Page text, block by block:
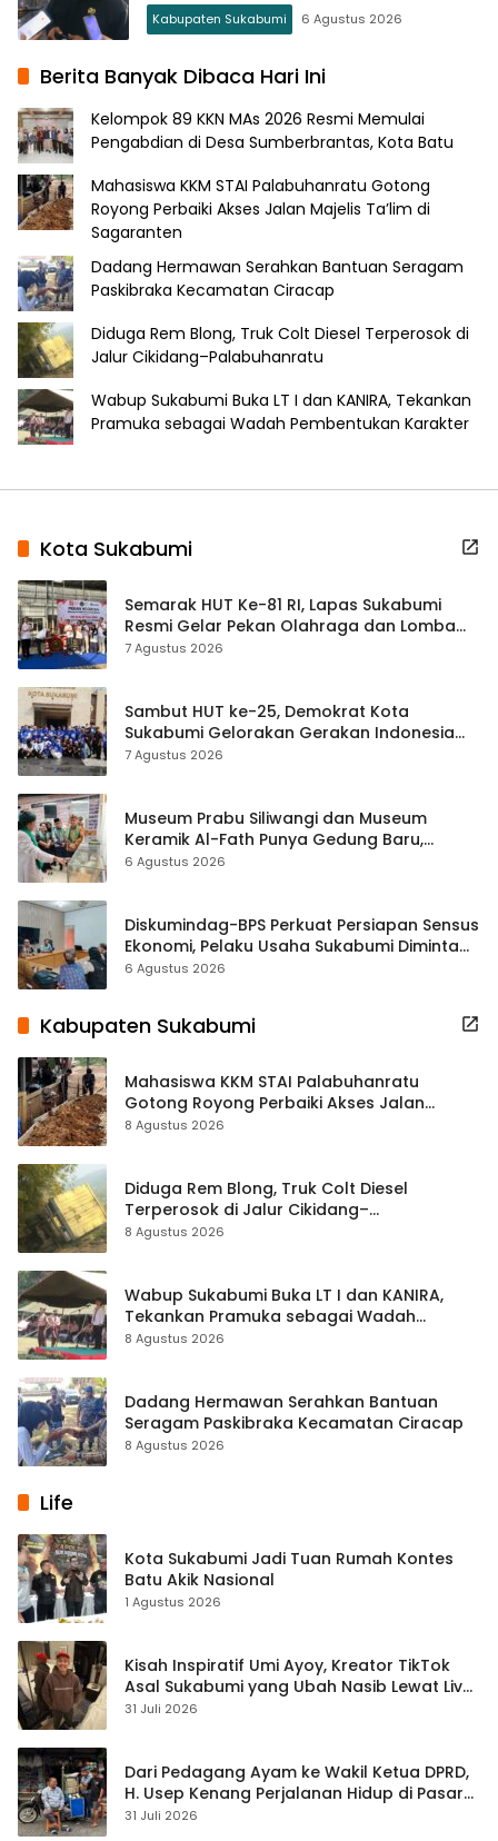
Kabupaten Sukabumi 6 Agustus 2026
Berita Banyak Dibaca Hari Ini
Kelompok 89 KKN MAs 2026 Resmi Memulai
Pengabdian di Desa Sumberbrantas, Kota Batu
Mahasiswa KKM STAI Palabuhanratu Gotong
Royong Perbaiki Akses Jalan Majelis Ta’lim di
Sagaranten
Dadang Hermawan Serahkan Bantuan Seragam
Paskibraka Kecamatan Ciracap
Diduga Rem Blong, Truk Colt Diesel Terperosok di
Jalur Cikidang–Palabuhanratu
Wabup Sukabumi Buka LT I dan KANIRA, Tekankan
Pramuka sebagai Wadah Pembentukan Karakter
Kota Sukabumi
Semarak HUT Ke-81 RI, Lapas Sukabumi
Resmi Gelar Pekan Olahraga dan Lomba
Tradisional
7 Agustus 2026
Sambut HUT ke-25, Demokrat Kota
Sukabumi Gelorakan Gerakan Indonesia
ASRI Lewat Aksi Bersih Masjid Agung
7 Agustus 2026
Museum Prabu Siliwangi dan Museum
Keramik Al-Fath Punya Gedung Baru,
Hampir 500 Koleksi Dipisahkan
6 Agustus 2026
Diskumindag-BPS Perkuat Persiapan Sensus
Ekonomi, Pelaku Usaha Sukabumi Diminta
Terbuka Beri Data
6 Agustus 2026
Kabupaten Sukabumi
Mahasiswa KKM STAI Palabuhanratu
Gotong Royong Perbaiki Akses Jalan
Majelis Ta’lim di Sagaranten
8 Agustus 2026
Diduga Rem Blong, Truk Colt Diesel
Terperosok di Jalur Cikidang–
Palabuhanratu
8 Agustus 2026
Wabup Sukabumi Buka LT I dan KANIRA,
Tekankan Pramuka sebagai Wadah
Pembentukan Karakter
8 Agustus 2026
Dadang Hermawan Serahkan Bantuan
Seragam Paskibraka Kecamatan Ciracap
8 Agustus 2026
Life
Kota Sukabumi Jadi Tuan Rumah Kontes
Batu Akik Nasional
1 Agustus 2026
Kisah Inspiratif Umi Ayoy, Kreator TikTok
Asal Sukabumi yang Ubah Nasib Lewat Live
Streaming
31 Juli 2026
Dari Pedagang Ayam ke Wakil Ketua DPRD,
H. Usep Kenang Perjalanan Hidup di Pasar
Cisaat
31 Juli 2026